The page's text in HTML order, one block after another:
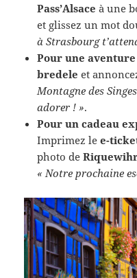
Pass’Alsace à une
et glissez un mot
à Strasbourg
Pour une
bredele et
Montagne des
adorer ! ».
Pour un cadeau
Imprimez lee-
photo de
« Notre prochaine